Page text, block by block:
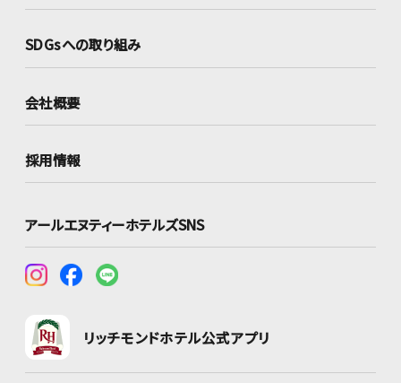
SDGsへの取り組み
会社概要
採用情報
アールエヌティーホテルズSNS
リッチモンドホテル公式アプリ